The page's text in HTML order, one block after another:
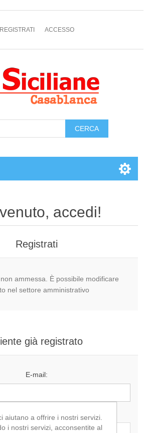
REGISTRATI ACCESSO
accedi!
Registrati
ammessa. È possibile modificare
nel settore amministrativo
già registrato
E-mail:
Password:
aiutano a offrire i nostri servizi.
i nostri servizi, acconsentite al